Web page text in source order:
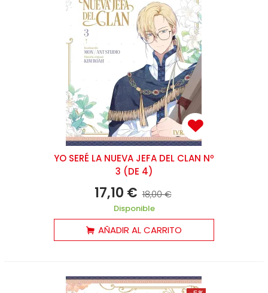
YO SERÉ LA NUEVA JEFA DEL CLAN Nº
3 (DE 4)
17,10 € 18,00 €
Disponible
AÑADIR AL CARRITO